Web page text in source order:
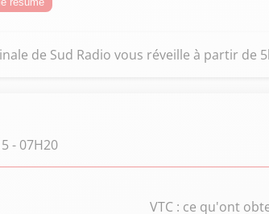
de Sud Radio vous réveille à partir de
- 07H20
VTC : ce qu'ont